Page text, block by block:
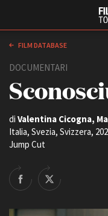
Chi siamo
FILM DATABASE
DOCUMENTARI
di Valentina Cicogna,
Italia, Svezia, Svizzera,
Jump Cut